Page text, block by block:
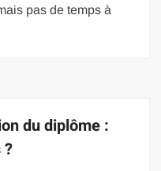
pas de temps à
du diplôme :